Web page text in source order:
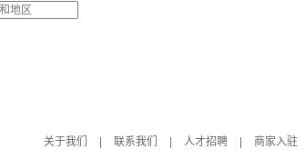
关于我们
联系我们 人才招聘 商家入驻